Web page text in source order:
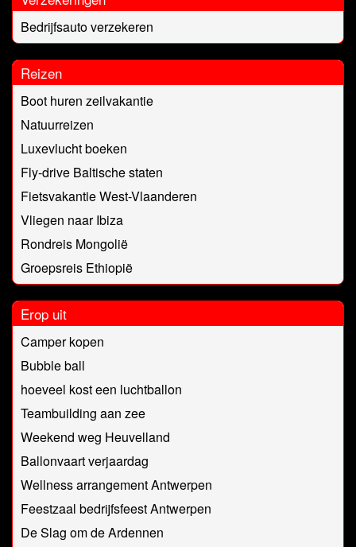
Bedrijfsauto verzekeren
Reizen
Boot huren zeilvakantie
Natuurreizen
Luxevlucht boeken
Fly-drive Baltische staten
Fietsvakantie West-Vlaanderen
Vliegen naar Ibiza
Rondreis Mongolië
Groepsreis Ethiopië
Erop uit
Camper kopen
Bubble ball
hoeveel kost een luchtballon
Teambuilding aan zee
Weekend weg Heuvelland
Ballonvaart verjaardag
Wellness arrangement Antwerpen
Feestzaal bedrijfsfeest Antwerpen
De Slag om de Ardennen